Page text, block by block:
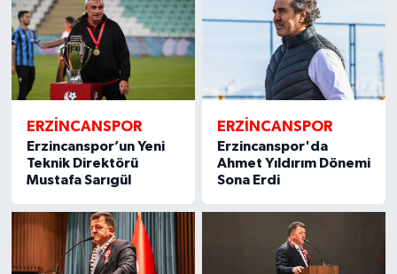
ERZİNCANSPOR
Erzincanspor’un Yeni
Teknik Direktörü
Mustafa Sarıgül
ERZİNCANSPOR
Erzincanspor'da
Ahmet Yıldırım Dönemi
Sona Erdi